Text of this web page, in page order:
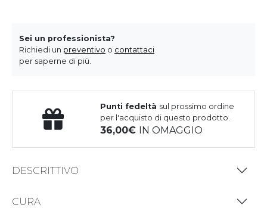
Sei un professionista?
Richiedi un preventivo o contattaci
per saperne di più.
Punti fedeltà sul prossimo ordine
per l'acquisto di questo prodotto.
36,00 IN OMAGGIO
DESCRITTIVO
CURA